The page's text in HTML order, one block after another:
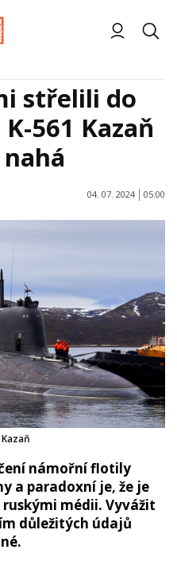
střelili do
561 Kazaň
04. 07. 2024 05:00
námořní flotily
a paradoxní je, že je
médii. Vyvážit
důležitých údajů